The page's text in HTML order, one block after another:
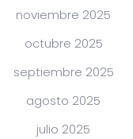
noviembre 2025
octubre 2025
septiembre 2025
agosto 2025
julio 2025